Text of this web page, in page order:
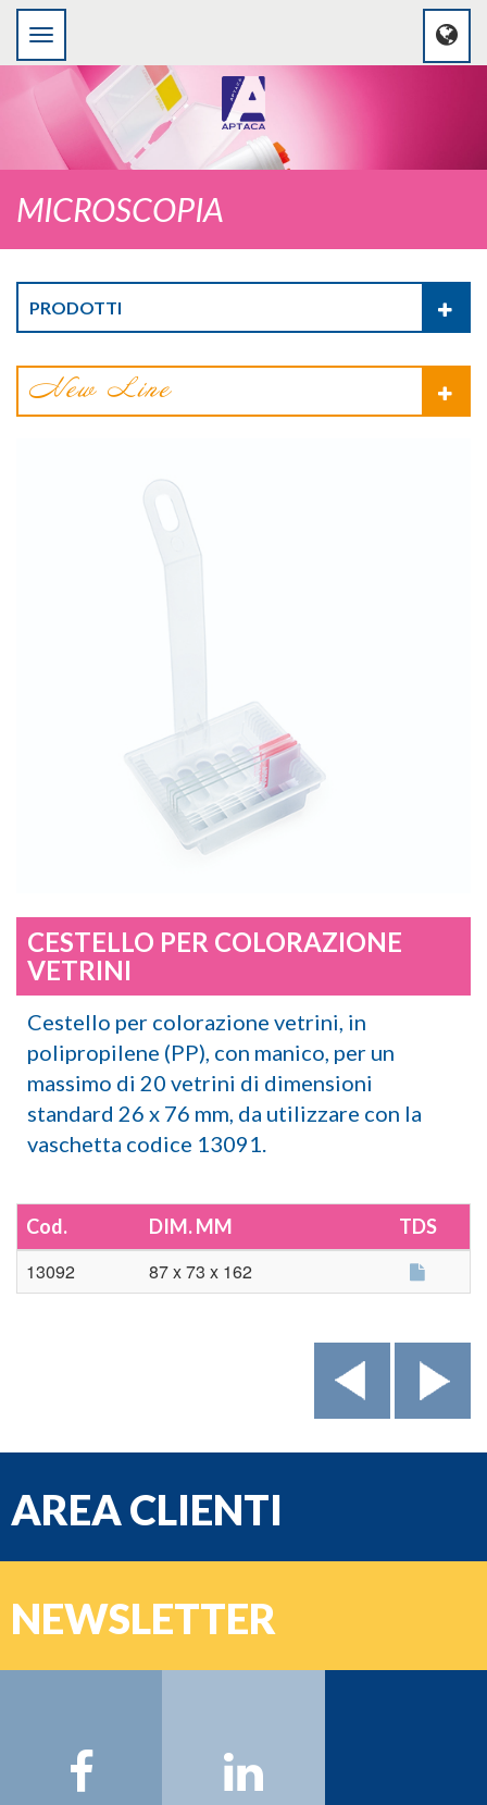
MICROSCOPIA
PRODOTTI
CESTELLO PER COLORAZIONE
VETRINI
Cestello per colorazione vetrini, in
polipropilene (PP), con manico, per un
massimo di 20 vetrini di dimensioni
standard 26 x 76 mm, da utilizzare con la
vaschetta codice 13091.
Cod. DIM. MM TDS
13092 87 x 73 x 162
AREA CLIENTI
NEWSLETTER
Email: